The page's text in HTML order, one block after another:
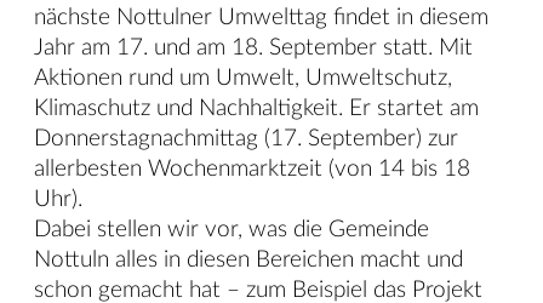
nächste Nottulner Umwelttag findet in diesem
Jahr am 17. und am 18. September statt. Mit
Aktionen rund um Umwelt, Umweltschutz,
Klimaschutz und Nachhaltigkeit. Er startet am
Donnerstagnachmittag (17. September) zur
allerbesten Wochenmarktzeit (von 14 bis 18
Uhr).
Dabei stellen wir vor, was die Gemeinde
Nottuln alles in diesen Bereichen macht und
schon gemacht hat – zum Beispiel das Projekt